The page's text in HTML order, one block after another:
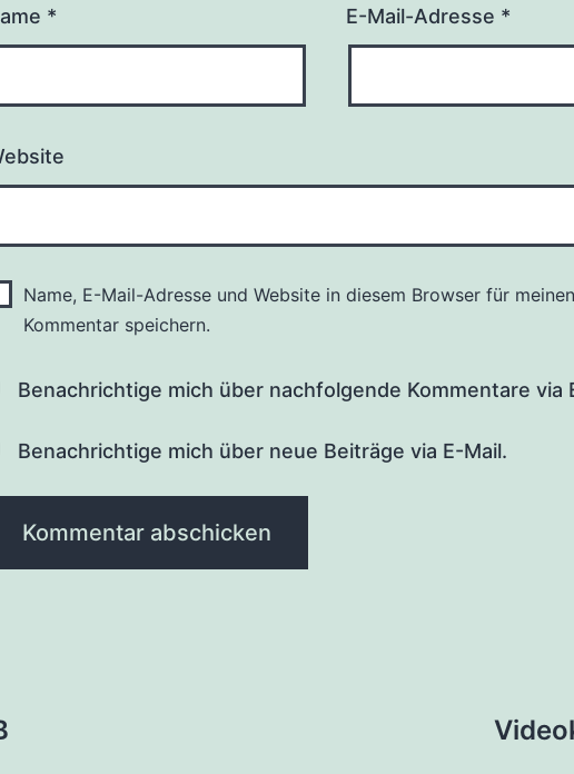
* E-Mail-Adresse *
Name, E-Mail-Adresse und Website in diesem Browser für
Kommentar speichern.
Benachrichtige mich über nachfolgende Kommentare via
Benachrichtige mich über neue Beiträge via E-Mail.